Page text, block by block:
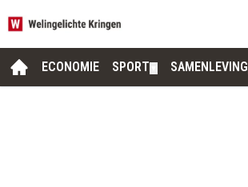
ECONOMIE SPORT SAMENLEVING